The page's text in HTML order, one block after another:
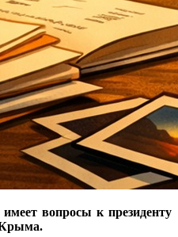
вопросы к президенту
Крыма.